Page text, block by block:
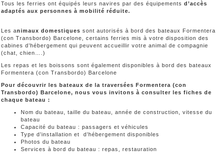
Tous les ferries ont équipés leurs navires par des équipements d’accès
adaptés aux personnes à mobilité réduite.
Les animaux domestiques sont autorisés à bord des bateaux Formentera
(con Transbordo) Barcelone, certains ferries mis à votre disposition des
cabines d’hébergement qui peuvent accueillir votre animal de compagnie
(chat, chien….)
Les repas et les boissons sont également disponibles à bord des bateaux
Formentera (con Transbordo) Barcelone
Pour découvrir les bateaux de la traversées Formentera (con
Transbordo) Barcelone, nous vous invitons à consulter les fiches de
chaque bateau :
Nom du bateau, taille du bateau, année de construction, vitesse du
bateau
Capacité du bateau : passagers et véhicules
Type d’installation et d’hébergement disponibles
Photos du bateau
Services à bord du bateau : repas, restauration